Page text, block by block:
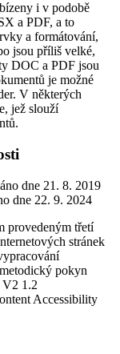
i v podobě
a PDF, a to
a formátování,
jsou příliš velké,
DOC a PDF jsou
je možné
V některých
jež slouží
dne 21. 8. 2019
dne 22. 9. 2024
provedeným třetí
stránek
pokyn
1.2
Accessibility